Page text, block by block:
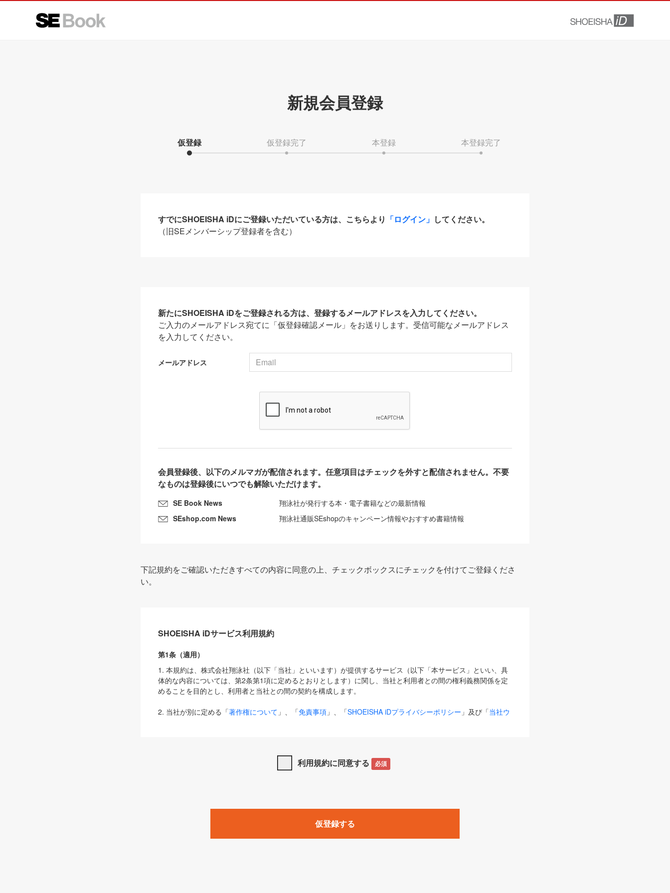
新規会員登録
仮登録 仮登録完了 本登録 本登録完了
すでにSHOEISHA iDにご登録いただいている方は、こちらより 「ログイン」 してください。
（旧SEメンバーシップ登録者を含む）
新たにSHOEISHA iDをご登録される方は、登録するメールアドレスを入力してください。
ご入力のメールアドレス宛てに「仮登録確認メール」をお送りします。受信可能なメールアドレス
を入力してください。
メールアドレス
会員登録後、以下のメルマガが配信されます。任意項目はチェックを外すと配信されません。不要
なものは登録後にいつでも解除いただけます。
SE Book News
翔泳社が発行する本・電子書籍などの最新情報
SEshop.com News
翔泳社通販SEshopのキャンペーン情報やおすすめ書籍情報
下記規約をご確認いただきすべての内容に同意の上、チェックボックスにチェックを付けてご登録くださ
い。
SHOEISHA iDサービス利用規約
第1条（適用）
1. 本規約は、株式会社翔泳社（以下「当社」といいます）が提供するサービス（以下「本サービス」といい、具
体的な内容については、第2条第1項に定めるとおりとします）に関し、当社と利用者との間の権利義務関係を定
めることを目的とし、利用者と当社との間の契約を構成します。
2. 当社が別に定める「著作権について 」、「免責事項 」、「SHOEISHA iDプライバシーポリシー 」及び「当社ウ
は、本規約の規定が優先して適用されるものとします。
1. 「本サービス」とは、当社が提供する以下のサービス（名称や内容が変更された場合、変更後のサービスを含
みます）及びこれらサービスに関連して当社が実施するイベントやキャンペーンをいいます。
「SEBook」「SEShop」「CodeZine」「MarkeZine」「EnterpriseZine」「ECzine」「Biz/Zine」「HRzine」
利用規約に同意する 必須
仮登録する